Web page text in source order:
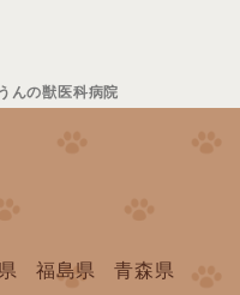
うんの獣医科病院
福島県
青森県